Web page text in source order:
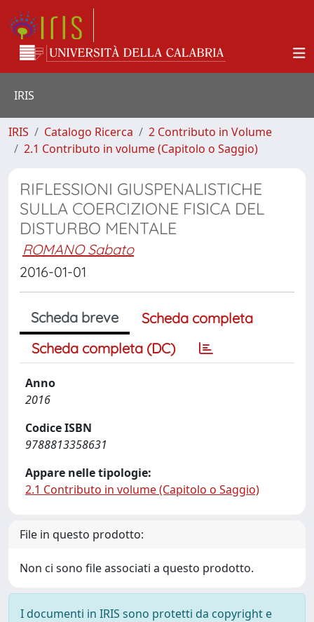
IRIS
IRIS Catalogo Ricerca
2 Contributo in Volume
2.1 Contributo in volume (Capitolo o Saggio)
RIFLESSIONI GIUSPENALISTICHE
SULLA COERCIZIONE FISICA DEL
DISTURBO MENTALE
ROMANO Sabato
2016-01-01
Scheda breve
Scheda completa
Scheda completa (DC)
Anno
2016
Codice ISBN
9788813358631
Appare nelle tipologie:
2.1 Contributo in volume (Capitolo o Saggio)
File in questo prodotto:
Non ci sono file associati a questo prodotto.
I documenti in IRIS sono protetti da copyright e